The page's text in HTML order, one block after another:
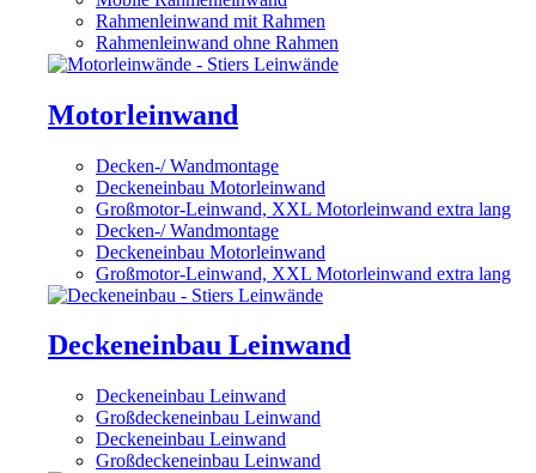
Rahmenleinwand mit Rahmen
Rahmenleinwand ohne Rahmen
Motorleinwand
Decken-/ Wandmontage
Deckeneinbau Motorleinwand
Großmotor-Leinwand, XXL Motorleinwand extra lang
Decken-/ Wandmontage
Deckeneinbau Motorleinwand
Großmotor-Leinwand, XXL Motorleinwand extra lang
Deckeneinbau Leinwand
Deckeneinbau Leinwand
Großdeckeneinbau Leinwand
Deckeneinbau Leinwand
Großdeckeneinbau Leinwand